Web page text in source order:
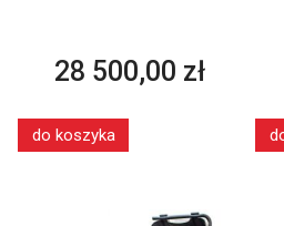
28 500,00 zł
do koszyka